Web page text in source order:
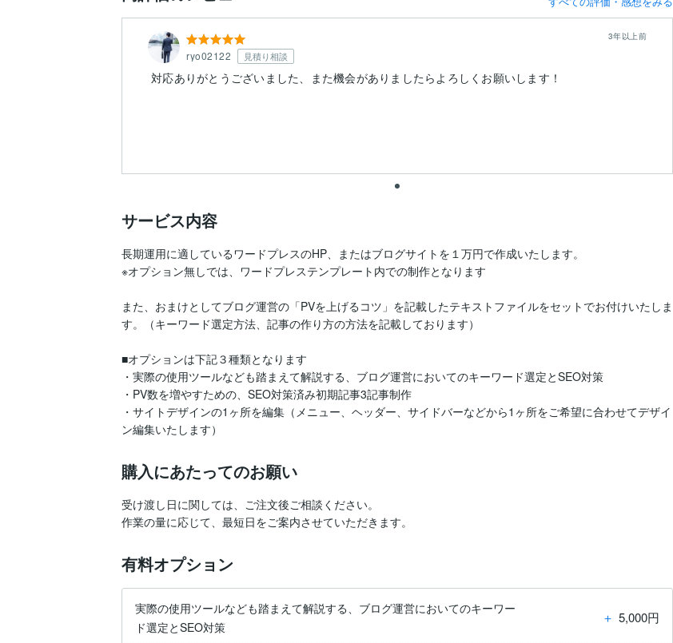
ryo02122 見積り相談
3年以上前
対応ありがとうございました、また機会がありましたらよろしくお願いします！
サービス内容
長期運用に適しているワードプレスのHP、またはブログサイトを１万円で作成いたします。
※オプション無しでは、ワードプレステンプレート内での制作となります
また、おまけとしてブログ運営の「PVを上げるコツ」を記載したテキストファイルをセットでお付けいたしま
す。（キーワード選定方法、記事の作り方の方法を記載しております）
■オプションは下記３種類となります
・実際の使用ツールなども踏まえて解説する、ブログ運営においてのキーワード選定とSEO対策
・PV数を増やすための、SEO対策済み初期記事3記事制作
・サイトデザインの1ヶ所を編集（メニュー、ヘッダー、サイドバーなどから1ヶ所をご希望に合わせてデザイ
ン編集いたします）
購入にあたってのお願い
受け渡し日に関しては、ご注文後ご相談ください。
作業の量に応じて、最短日をご案内させていただきます。
有料オプション
実際の使用ツールなども踏まえて解説する、ブログ運営においてのキーワー
ド選定とSEO対策
＋ 5,000円